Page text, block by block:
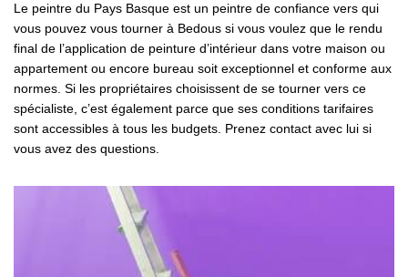
Le peintre du Pays Basque est un peintre de confiance vers qui
vous pouvez vous tourner à Bedous si vous voulez que le rendu
final de l’application de peinture d’intérieur dans votre maison ou
appartement ou encore bureau soit exceptionnel et conforme aux
normes. Si les propriétaires choisissent de se tourner vers ce
spécialiste, c’est également parce que ses conditions tarifaires
sont accessibles à tous les budgets. Prenez contact avec lui si
vous avez des questions.